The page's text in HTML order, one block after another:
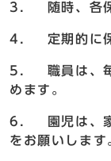
3． 随時、各
4． 定期的に
5． 職員は、
めます。
6． 園児は、
をお願いします